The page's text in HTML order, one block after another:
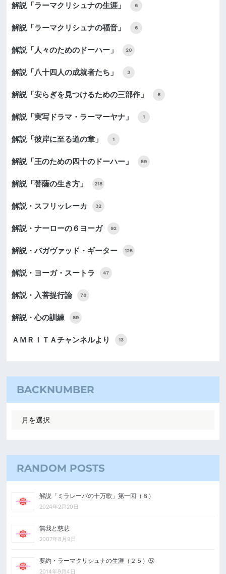
解説「ラーマクリシュナの生涯」 6
解説「ラーマクリシュナの福音」 6
解説「人々のためのドーハー」 20
解説「八十四人の成就者たち」 3
解説「安らぎを見つけるための三部作」 6
解説「実写ドラマ・ラーマーヤナ」 1
解説「彼岸に至る道の章」 1
解説「王のための四十のドーハー」 59
解説「菩薩の生き方」 218
解説・スフリッレーカ 32
解説・ナーローの６ヨーガ 92
解説・バガヴァッド・ギーター 125
解説・ヨーガ・スートラ 47
解説・入菩提行論 78
解説・心の訓練 89
ＡＭＲＩＴＡチャンネルより 13
BACKNUMBER
RANDOM POSTS
解説「ミラレーパの十万歌」第一回（８）
2024年2月20日
無我と慈悲
2007年8月9日
要約・ラーマクリシュナの生涯（２５）⑤
2014年9月4日